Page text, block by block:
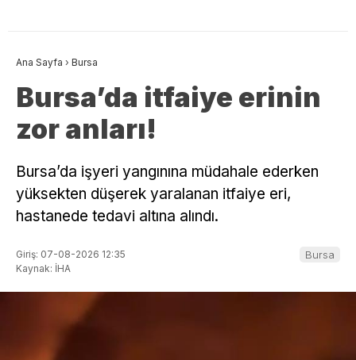
Ana Sayfa › Bursa
Bursa’da itfaiye erinin
zor anları!
Bursa’da işyeri yangınına müdahale ederken
yüksekten düşerek yaralanan itfaiye eri,
hastanede tedavi altına alındı.
Giriş: 07-08-2026 12:35
Kaynak: İHA
Bursa